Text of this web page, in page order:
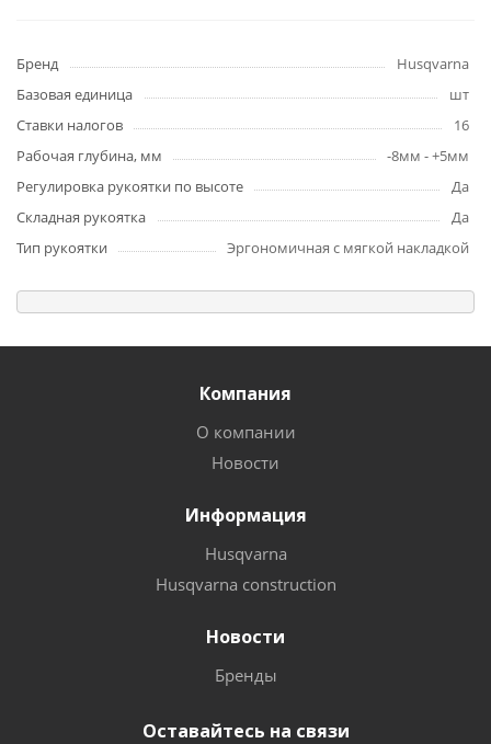
Бренд
Husqvarna
Базовая единица
шт
Ставки налогов
16
Рабочая глубина, мм
-8мм - +5мм
Регулировка рукоятки по высоте
Да
Складная рукоятка
Да
Тип рукоятки
Эргономичная с мягкой накладкой
Компания
О компании
Новости
Информация
Husqvarna
Husqvarna construction
Новости
Бренды
Оставайтесь на связи